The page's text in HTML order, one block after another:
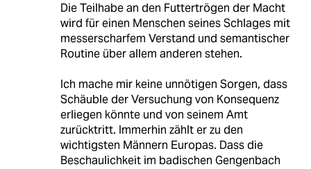
Die Teilhabe an den Futtertrögen der Macht
wird für einen Menschen seines Schlages mit
messerscharfem Verstand und semantischer
Routine über allem anderen stehen.
Ich mache mir keine unnötigen Sorgen, dass
Schäuble der Versuchung von Konsequenz
erliegen könnte und von seinem Amt
zurücktritt. Immerhin zählt er zu den
wichtigsten Männern Europas. Dass die
Beschaulichkeit im badischen Gengenbach